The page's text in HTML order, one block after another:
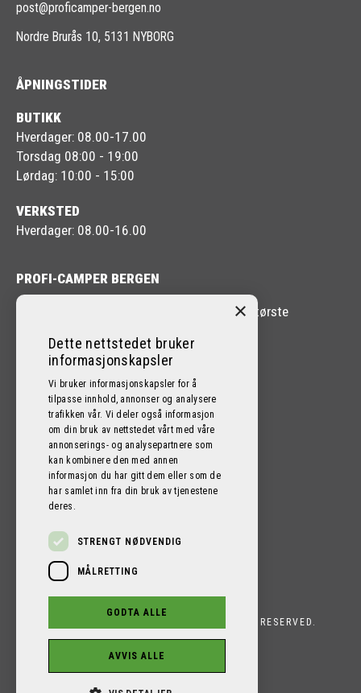
post@proficamper-bergen.no
Nordre Brurås 10, 5131 NYBORG
ÅPNINGSTIDER
BUTIKK
Hverdager: 08.00-17.00
Torsdag 08:00 - 19:00
Lørdag: 10:00 - 15:00
VERKSTED
Hverdager: 08.00-16.00
PROFI-CAMPER BERGEN
Profi-Camper Bergen er en av Vestlandets største
FØLG OSS PÅ SOSIALE MEDIER!
PROFI CAMPER BERGEN AS 2026. ALL RIGHTS RESERVED.
POWERED BY EMPORI CMS
×
Dette nettstedet bruker
informasjonskapsler
Vi bruker informasjonskapsler for å
tilpasse innhold, annonser og analysere
trafikken vår. Vi deler også informasjon
om din bruk av nettstedet vårt med våre
annonserings- og analysepartnere som
kan kombinere den med annen
informasjon du har gitt dem eller som de
har samlet inn fra din bruk av tjenestene
deres.
STRENGT NØDVENDIG
MÅLRETTING
GODTA ALLE
AVVIS ALLE